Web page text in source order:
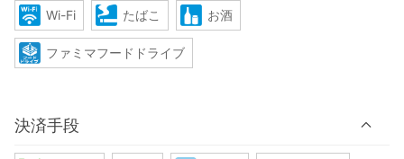
Wi-Fi たばこ お酒
ファミマフードドライブ
決済手段